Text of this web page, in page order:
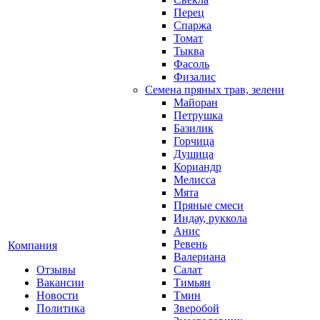
Компания
Отзывы
Вакансии
Новости
Политика
Перец
Спаржа
Томат
Тыква
Фасоль
Физалис
Семена пряных трав, зелени
Майоран
Петрушка
Базилик
Горчица
Душица
Кориандр
Мелисса
Мята
Пряные смеси
Индау, руккола
Анис
Ревень
Валериана
Салат
Тимьян
Тмин
Зверобой